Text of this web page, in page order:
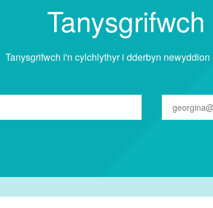
Tanysgrifwch i'n cylchlythyr i dderbyn